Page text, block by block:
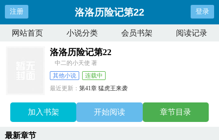
注册 洛洛历险记第22 登录
网站首页 小说分类 会员书架 阅读记录
洛洛历险记第22
中二的小天使 著
其他小说
连载中
最近更新：第41章 猛虎王来袭
加入书架 开始阅读 章节目录
最新章节